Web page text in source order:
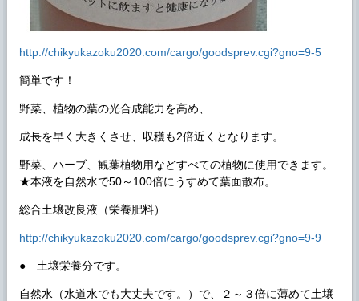
http://chikyukazoku2020.com/cargo/goodsprev.cgi?gno=9-5
簡単です！
野菜、植物の葉の光合成能力を高め、
成長を早く大きくさせ、収穫も2倍近くとなります。
野菜、ハーブ、観葉植物用などすべての植物に使用できます。
★本液を自然水で50～100倍にうすめて葉面散布。
総合土壌改良液（栄養肥料）
http://chikyukazoku2020.com/cargo/goodsprev.cgi?gno=9-9
● 土壌栄養分です。
自然水（水道水でも大丈夫です。）で、２～３倍に薄めて土壌